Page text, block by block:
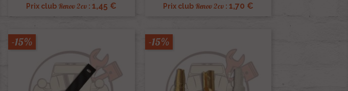
Prix club Renov 2cv :1,45 € Prix club Renov 2cv: 1,70 €
-15% -15%